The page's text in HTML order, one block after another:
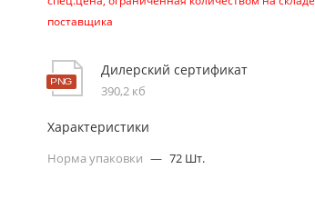
поставщика
Дилерский сертификат
390,2 кб
Характеристики
Норма упаковки — 72 Шт.